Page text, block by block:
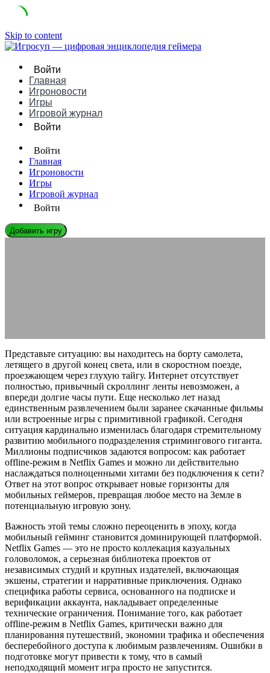
Skip to content
Войти
Главная
Игроновости
Игры
Игровой журнал
Войти
Войти
Главная
Игроновости
Игры
Игровой журнал
Войти
Добавить игру
Представьте ситуацию: вы находитесь на борту самолета,
летящего в другой конец света, или в скоростном поезде,
проезжающем через глухую тайгу. Интернет отсутствует
полностью, привычный скроллинг ленты невозможен, а
впереди долгие часы пути. Еще несколько лет назад
единственным развлечением были заранее скачанные фильмы
или встроенные игры с примитивной графикой. Сегодня
ситуация кардинально изменилась благодаря стремительному
развитию мобильного подразделения стримингового гиганта.
Миллионы подписчиков задаются вопросом: как работает
offline-режим в Netflix Games и можно ли действительно
наслаждаться полноценными хитами без подключения к сети?
Ответ на этот вопрос открывает новые горизонты для
мобильных геймеров, превращая любое место на Земле в
потенциальную игровую зону.
Важность этой темы сложно переоценить в эпоху, когда
мобильный гейминг становится доминирующей платформой.
Netflix Games — это не просто коллекация казуальных
головоломок, а серьезная библиотека проектов от
независимых студий и крупных издателей, включающая
экшены, стратегии и нарративные приключения. Однако
специфика работы сервиса, основанного на подписке и
верификации аккаунта, накладывает определенные
технические ограничения. Понимание того, как работает
offline-режим в Netflix Games, критически важно для
планирования путешествий, экономии трафика и обеспечения
бесперебойного доступа к любимым развлечениям. Ошибки в
подготовке могут привести к тому, что в самый
неподходящий момент игра просто не запустится.